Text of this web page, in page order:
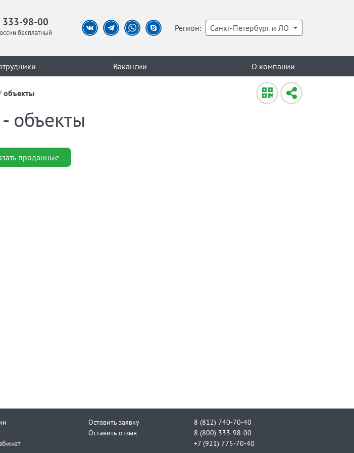
333-98-00
бесплатный Регион: Санкт-Петербург и ЛО
Вакансии О компании
объекты
объекты
проданные
Оставить заявку
Оставить отзыв
8 (812) 740-70-40
8 (800) 333-98-00
+7 (921) 775-70-40